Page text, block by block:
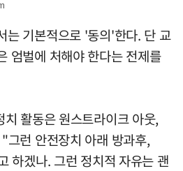
는 기본적으로 '동의'한다. 단 교
엄벌에 처해야 한다는 전제를
활동은 원스트라이크 아웃,
그런 안전장치 아래 방과후,
하겠나. 그런 정치적 자유는 괜